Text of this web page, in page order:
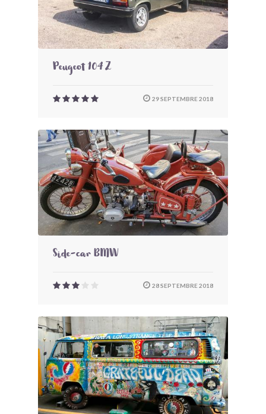
Peugeot 104 Z
29 SEPTEMBRE 2018
Side-car BMW
28 SEPTEMBRE 2018